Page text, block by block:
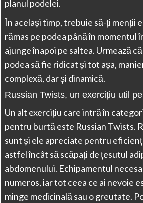
planul podelei.
În același timp, trebuie să-ți menții
rămas pe podea până în momentul
ajunge înapoi pe saltea. Urmează
podea să fie ridicat și tot așa,
complexă, dar și dinamică.
Russian Twists, un exercițiu util
Un alt exercițiu care intră în
pentru burtă este Russian Twists.
sunt și ele apreciate pentru
astfel încât să scăpați de țesutul
abdomenului. Echipamentul
numeros, iar tot ceea ce ai nevoie
minge medicinală sau o greutate.